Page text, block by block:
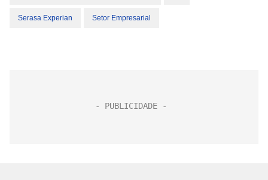
Serasa Experian Setor Empresarial